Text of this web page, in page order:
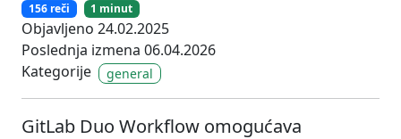
156 reči 1 minut
Objavljeno 24.02.2025
Poslednja izmena 06.04.2026
Kategorije
general
GitLab Duo Workflow omogućava